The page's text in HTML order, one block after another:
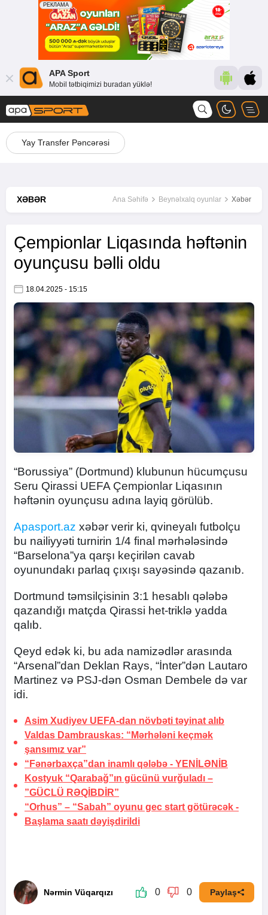
APA Sport
Mobil tətbiqimizi buradan yüklə!
Yay Transfer Pəncərəsi
XƏBƏR Ana Səhifə Beynəlxalq oyunlar Xəbər
Çempionlar Liqasında həftənin
oyunçusu bəlli oldu
18.04.2025 - 15:15
“Borussiya” (Dortmund) klubunun hücumçusu
Seru Qirassi UEFA Çempionlar Liqasının
həftənin oyunçusu adına layiq görülüb.
Apasport.az xəbər verir ki, qvineyalı futbolçu
bu nailiyyəti turnirin 1/4 final mərhələsində
“Barselona”ya qarşı keçirilən cavab
oyunundakı parlaq çıxışı sayəsində qazanıb.
Dortmund təmsilçisinin 3:1 hesablı qələbə
qazandığı matçda Qirassi het-triklə yadda
qalıb.
Qeyd edək ki, bu ada namizədlər arasında
“Arsenal”dan Deklan Rays, “İnter”dən Lautaro
Martinez və PSJ-dən Osman Dembele də var
idi.
Asim Xudiyev UEFA-dan növbəti təyinat alıb
Valdas Dambrauskas: “Mərhələni keçmək
şansımız var”
“Fənərbaxça”dan inamlı qələbə - YENİLƏNİB
Kostyuk “Qarabağ”ın gücünü vurğuladı –
”GÜCLÜ RƏQİBDİR”
“Orhus” – “Sabah” oyunu gec start götürəcək -
Başlama saatı dəyişdirildi
Nərmin Vüqarqızı 0 0 Paylaş